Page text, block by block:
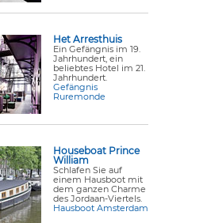
Het Arresthuis
Ein Gefängnis im 19.
Jahrhundert, ein
beliebtes Hotel im 21.
Jahrhundert.
Gefängnis
Ruremonde
Houseboat Prince
William
Schlafen Sie auf
einem Hausboot mit
dem ganzen Charme
des Jordaan-Viertels.
Hausboot Amsterdam